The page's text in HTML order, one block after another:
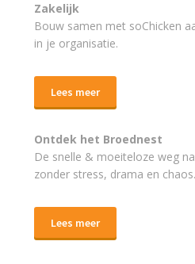
Zakelijk
Bouw samen met soChicken
in je organisatie.
Lees meer
Ontdek het Broednest
De snelle & moeiteloze weg
zonder stress, drama en chaos.
Lees meer